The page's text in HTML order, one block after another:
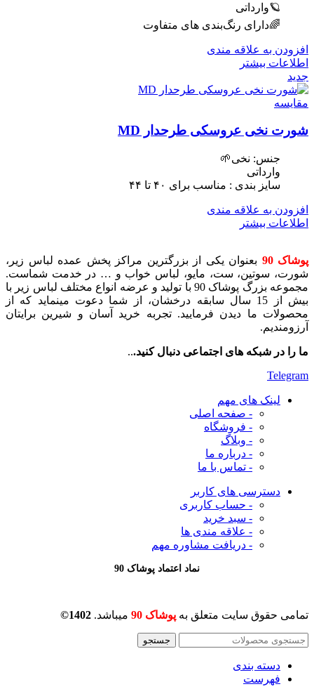
🪐وارداتی
🌈دارای رنگ‌بندی های متفاوت
افزودن به علاقه مندی
اطلاعات بیشتر
جدید
مقایسه
شورت نخی عروسکی طرحدار MD
جنس: نخی🌱
وارداتی
سایز بندی : مناسب برای ۴٠ تا ۴۴
افزودن به علاقه مندی
اطلاعات بیشتر
پوشاک 90
بعنوان یکی از بزرگترین مراکز پخش عمده لباس زیر،
شورت، سوتین، ست، مایو، لباس خواب و … در خدمت شماست.
مجموعه بزرگ پوشاک 90 با تولید و عرضه انواع مختلف لباس زیر با
بیش از 15 سال سابقه درخشان، از شما دعوت مینماید که از
محصولات ما دیدن فرمایید. تجربه خرید آسان و شیرین برایتان
آرزومندیم.
ما را در شبکه های اجتماعی دنبال کنید...
Telegram
لینک های مهم
- صفحه اصلی
- فروشگاه
- وبلاگ
- درباره ما
- تماس با ما
دسترسی های کاربر
- حساب کاربری
- سبد خرید
- علاقه مندی ها
- دریافت مشاوره مهم
نماد اعتماد پوشاک 90
تمامی حقوق سایت متعلق به پوشاک 90 میباشد. 1402©
جستجو
دسته بندی
فهرست